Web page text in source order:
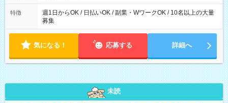
特徴
週1日からOK / 日払いOK / 副業・WワークOK / 10名以上の大量
募集
気になる！ 応募する 詳細へ
未読